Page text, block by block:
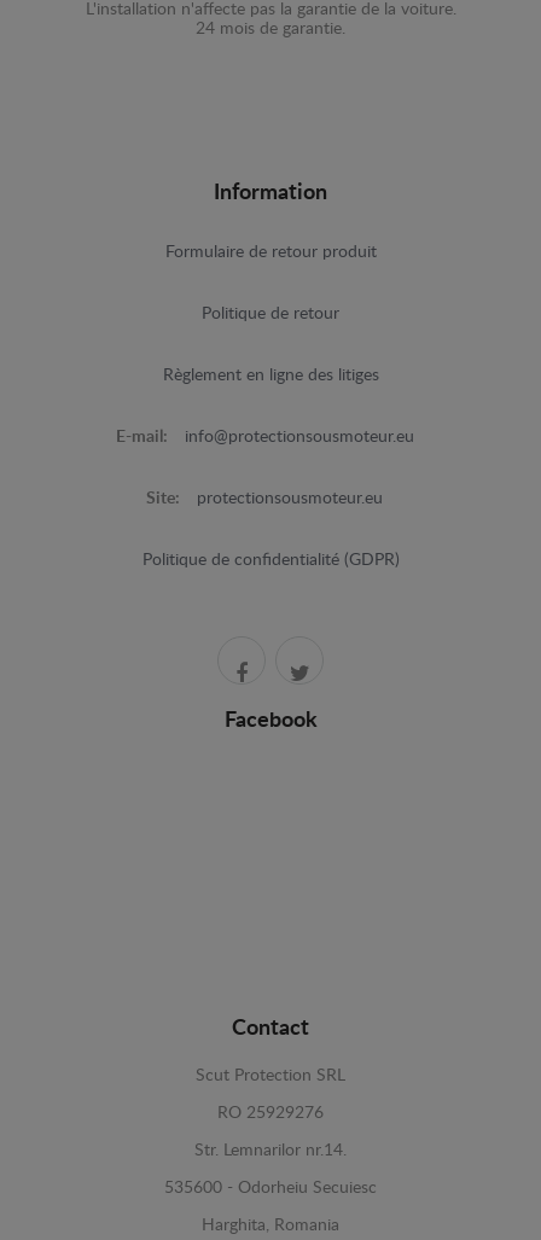
L'installation n'affecte pas la garantie de la voiture.
24 mois de garantie.
Information
Formulaire de retour produit
Politique de retour
Règlement en ligne des litiges
E-mail: info@protectionsousmoteur.eu
Site: protectionsousmoteur.eu
Politique de confidentialité (GDPR)
Facebook
Contact
Scut Protection SRL
RO 25929276
Str. Lemnarilor nr.14.
535600 - Odorheiu Secuiesc
Harghita, Romania